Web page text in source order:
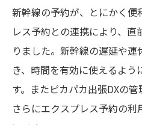
新幹線の予約が、とにかく
レス予約との連携により、
りました。新幹線の遅延や
き、時間を有効に使えるよう
す。またピカパカ出張DXの
さらにエクスプレス予約の